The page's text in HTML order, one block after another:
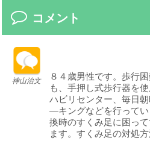
コメント
神山治文
８４歳男性です。歩行
も、手押し式歩行器を
ハビリセンター、毎日
―キングなどを行って
換時のすくみ足に困っ
ます。すくみ足の対処